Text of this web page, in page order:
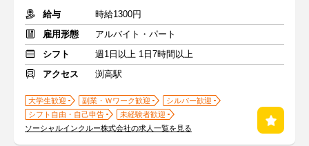
給与
時給1300円
雇用形態
アルバイト・パート
シフト
週1日以上 1日7時間以上
アクセス
渕高駅
大学生歓迎 副業・Ｗワーク歓迎
シルバー歓迎
シフト自由・自己申告
未経験者歓迎
ソーシャルインクルー株式会社の求人一覧を見る